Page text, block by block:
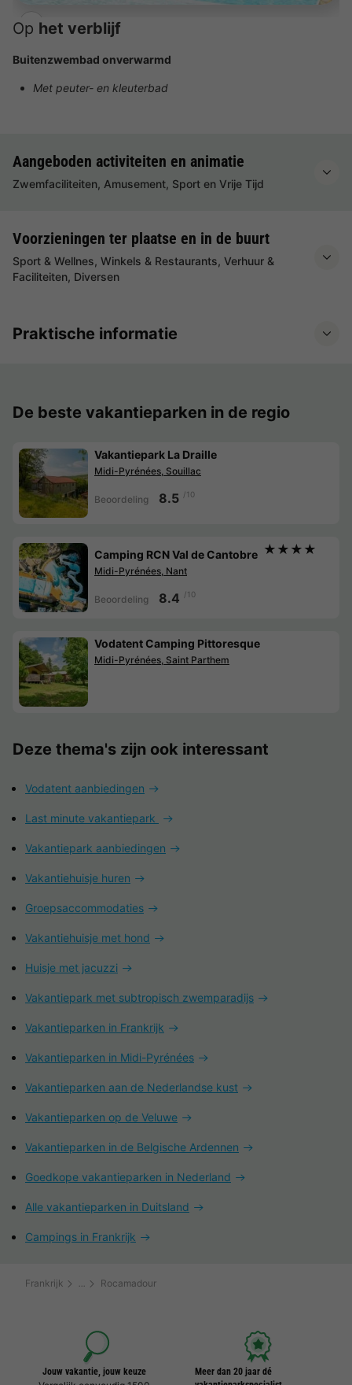
Op het verblijf
Buitenzwembad onverwarmd
Met peuter- en kleuterbad
Aangeboden activiteiten en animatie
Zwemfaciliteiten, Amusement, Sport en Vrije Tijd
Voorzieningen ter plaatse en in de buurt
Sport & Wellnes, Winkels & Restaurants, Verhuur &
Faciliteiten, Diversen
Praktische informatie
De beste vakantieparken in de regio
Vakantiepark La Draille
Midi-Pyrénées, Souillac
Beoordeling 8.5 /10
Camping RCN Val de Cantobre ★★★★
Midi-Pyrénées, Nant
Beoordeling 8.4 /10
Vodatent Camping Pittoresque
Midi-Pyrénées, Saint Parthem
Deze thema's zijn ook interessant
Vodatent aanbiedingen
Last minute vakantiepark
Vakantiepark aanbiedingen
Vakantiehuisje huren
Groepsaccommodaties
Vakantiehuisje met hond
Huisje met jacuzzi
Vakantiepark met subtropisch zwemparadijs
Vakantieparken in Frankrijk
Vakantieparken in Midi-Pyrénées
Vakantieparken aan de Nederlandse kust
Vakantieparken op de Veluwe
Vakantieparken in de Belgische Ardennen
Goedkope vakantieparken in Nederland
Alle vakantieparken in Duitsland
Campings in Frankrijk
Frankrijk Rocamadour
Jouw vakantie, jouw keuze
Meer dan 20 jaar dé